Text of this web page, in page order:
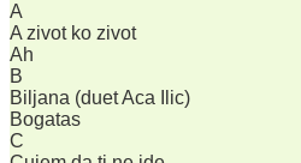
A
A zivot ko zivot
Ah
B
Biljana (duet Aca Ilic)
Bogatas
C